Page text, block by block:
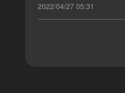
2022/04/27 05:31